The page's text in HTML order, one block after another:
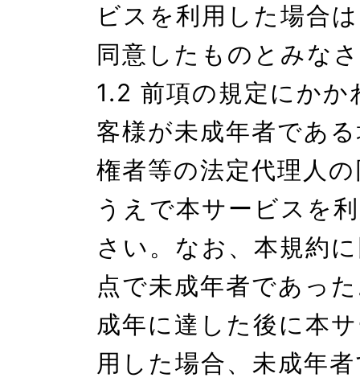
ビスを利用した場合
同意したものとみな
1.2 前項の規定にかか
客様が未成年者であ
権者等の法定代理人
うえで本サービスを
さい。なお、本規約
点で未成年者であっ
成年に達した後に本
用した場合、未成年